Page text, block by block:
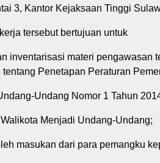
3, Kantor Kejaksaan Tinggi
tersebut bertujuan untuk
inventarisasi materi pengawasan
tentang Penetapan Peraturan
Undang Nomor 1 Tahun
Menjadi Undang-Undang;
masukan dari para pemangku